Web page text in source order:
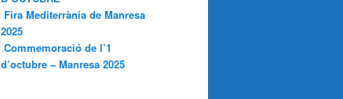
Fira Mediterrània de Manresa
2025
Commemoració de l’1
d’octubre – Manresa 2025